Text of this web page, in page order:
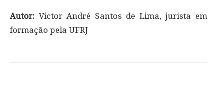
Autor: Victor André Santos de Lima, jurista em
formação pela UFRJ